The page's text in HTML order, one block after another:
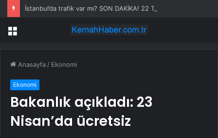
Menü
Anasayfa / Ekonomi
Ekonomi
Bakanlık açıkladı: 23
Nisan’da ücretsiz